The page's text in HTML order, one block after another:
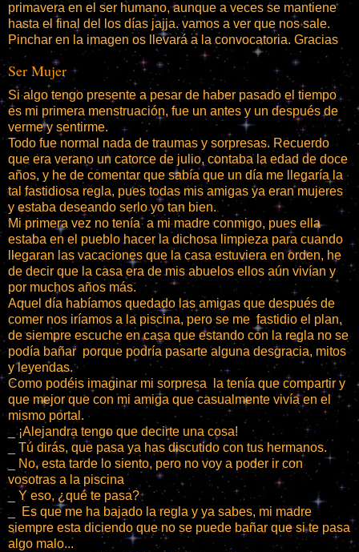
primavera en el ser humano, aunque a veces se mantiene
hasta el final del los días jajja. vamos a ver que nos sale.
Pinchar en la imagen os llevará a la convocatoria. Gracias
Ser Mujer
Si algo tengo presente a pesar de haber pasado el tiempo
es mi primera menstruación, fue un antes y un después de
verme y sentirme.
Todo fue normal nada de traumas y sorpresas. Recuerdo
que era verano un catorce de julio, contaba la edad de doce
años, y he de comentar que sabía que un día me llegaría la
tal fastidiosa regla, pues todas mis amigas ya eran mujeres
y estaba deseando serlo yo tan bien.
Mi primera vez no tenía a mi madre conmigo, pues ella
estaba en el pueblo hacer la dichosa limpieza para cuando
llegaran las vacaciones que la casa estuviera en orden, he
de decir que la casa era de mis abuelos ellos aún vivían y
por muchos años más.
Aquel día habíamos quedado las amigas que después de
comer nos iríamos a la piscina, pero se me fastidio el plan,
de siempre escuche en casa que estando con la regla no se
podía bañar porque podría pasarte alguna desgracia, mitos
y leyendas.
Como podéis imaginar mi sorpresa la tenía que compartir y
que mejor que con mi amiga que casualmente vivía en el
mismo portal.
_ ¡Alejandra tengo que decirte una cosa!
_ Tú dirás, que pasa ya has discutido con tus hermanos.
_ No, esta tarde lo siento, pero no voy a poder ir con
vosotras a la piscina
_ Y eso, ¿qué te pasa?
_ Es que me ha bajado la regla y ya sabes, mi madre
siempre esta diciendo que no se puede bañar que si te pasa
algo malo...